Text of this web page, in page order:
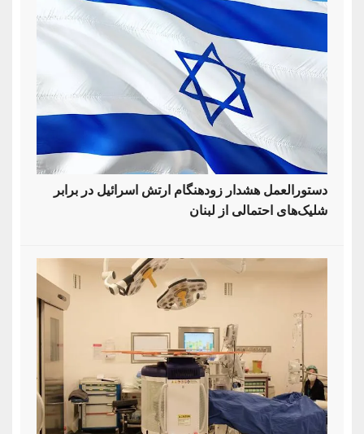
دستورالعمل هشدار زودهنگام ارتش اسرائیل در برابر
شلیک‌های احتمالی از لبنان